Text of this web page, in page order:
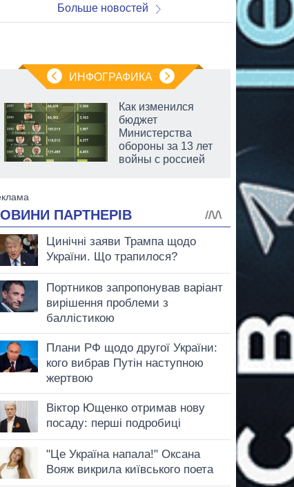
Больше новостей
ИНФОГРАФИКА
Как изменился
бюджет
Министерства
обороны за 13 лет
войны с россией